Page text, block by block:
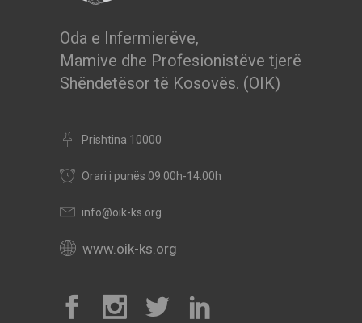
Oda e Infermierëve,
Mamive dhe Profesionistëve tjerë
Shëndetësor të Kosovës. (OIK)
Prishtina 10000
Orari i punës 09:00h-14:00h
info@oik-ks.org
www.oik-ks.org